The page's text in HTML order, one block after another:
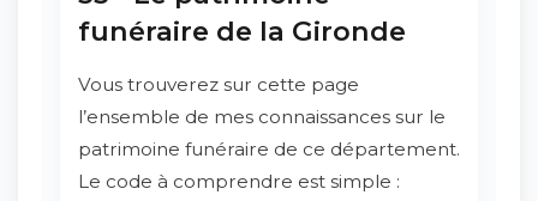
funéraire de la Gironde
Vous trouverez sur cette page
l’ensemble de mes connaissances sur le
patrimoine funéraire de ce département.
Le code à comprendre est simple :